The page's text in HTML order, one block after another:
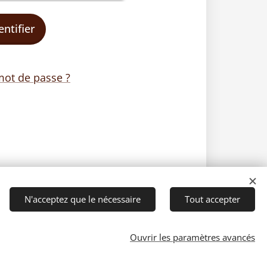
de passe ?
N'acceptez que le nécessaire Tout accepter
Ouvrir les paramètres avancés